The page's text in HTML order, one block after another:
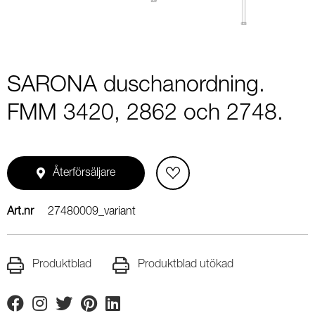
SARONA duschanordning.
FMM 3420, 2862 och 2748.
Återförsäljare
Art.nr 27480009_variant
Produktblad Produktblad utökad
FacebookInstagram
TwitterPinterestLinkedin